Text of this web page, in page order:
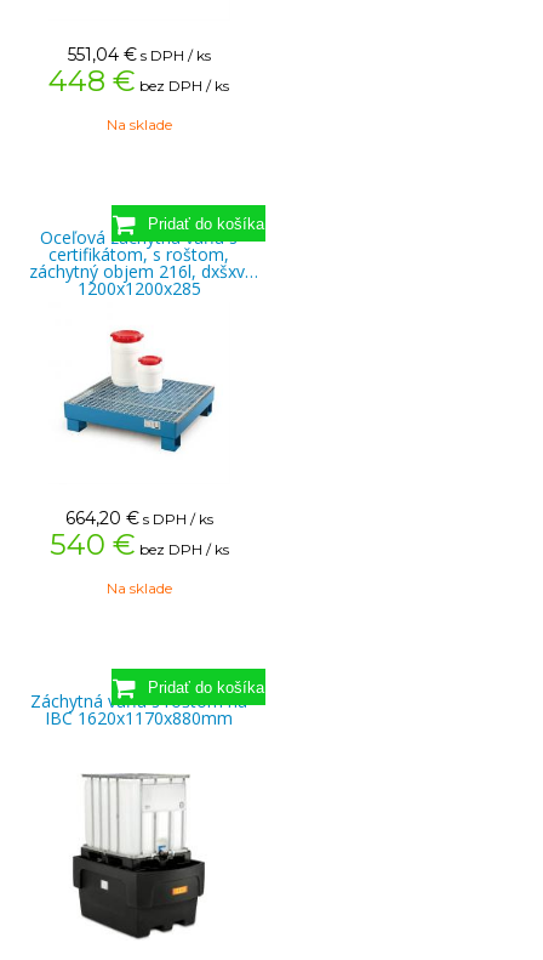
551,04 € s DPH / ks
448 € bez DPH / ks
Na sklade
Oceľová záchytná vaňa s
certifikátom, s roštom,
záchytný objem 216l, dxšxv:
1200x1200x285
664,20 € s DPH / ks
540 € bez DPH / ks
Na sklade
Záchytná vaňa s roštom na
IBC 1620x1170x880mm